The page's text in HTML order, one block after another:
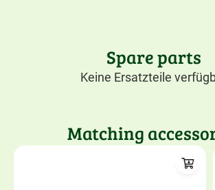
Spare parts
Keine Ersatzteile
Matching